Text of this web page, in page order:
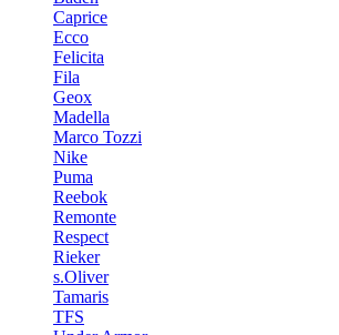
Caprice
Ecco
Felicita
Fila
Geox
Madella
Marco Tozzi
Nike
Puma
Reebok
Remonte
Respect
Rieker
s.Oliver
Tamaris
TFS